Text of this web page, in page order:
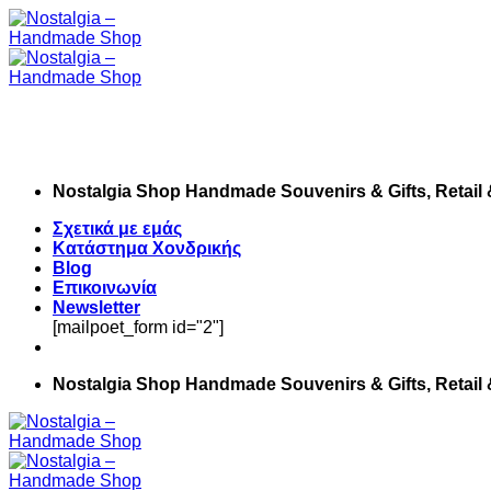
Skip
to
content
Nostalgia Shop Handmade Souvenirs & Gifts, Retail
Σχετικά με εμάς
Κατάστημα Χονδρικής
Blog
Επικοινωνία
Newsletter
[mailpoet_form id="2"]
Nostalgia Shop Handmade Souvenirs & Gifts, Retail